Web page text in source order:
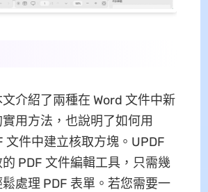
介紹了兩種在 Word 文件中新
用方法，也說明了如何用
文件中建立核取方塊。UPDF
PDF 文件編輯工具，只需幾
處理 PDF 表單。若您需要一